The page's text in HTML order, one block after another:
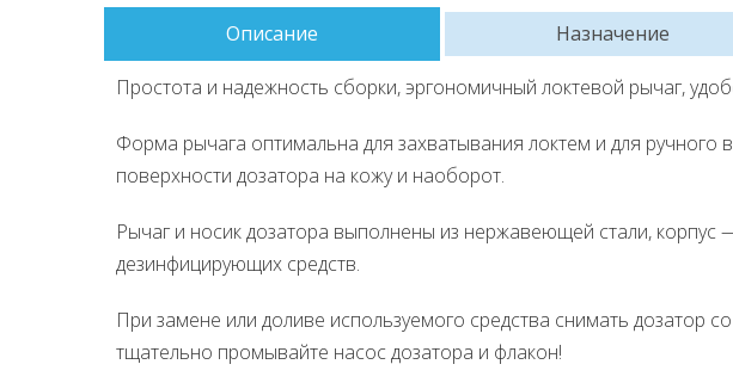
Описание Назначение
Простота и надежность сборки, эргономичный локтевой рычаг,
Форма рычага оптимальна для захватывания локтем и для
поверхности дозатора на кожу и наоборот.
Рычаг и носик дозатора выполнены из нержавеющей стали,
дезинфицирующих средств.
При замене или доливе используемого средства снимать дозатор
тщательно промывайте насос дозатора и флакон!